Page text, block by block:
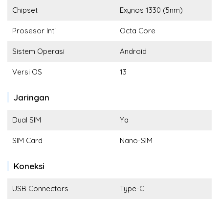
Chipset Exynos 1330 (5nm)
Prosesor Inti Octa Core
Sistem Operasi Android
Versi OS 13
Jaringan
Dual SIM Ya
SIM Card Nano-SIM
Koneksi
USB Connectors Type-C